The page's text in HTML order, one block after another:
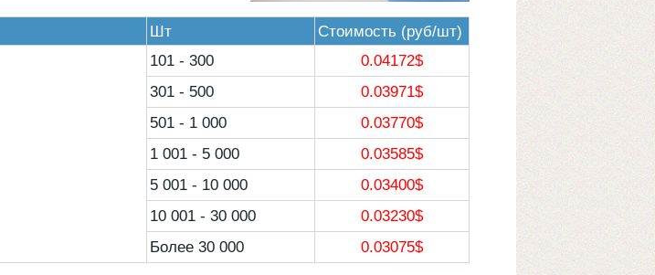
Шт Стоимость (руб/шт)
101 - 300 0.04172$
301 - 500
0.03971$
501 - 1 000 0.03770$
1 001 - 5 000 0.03585$
5 001 - 10 000 0.03400$
10 001 - 30 000
0.03230$
Более 30 000 0.03075$